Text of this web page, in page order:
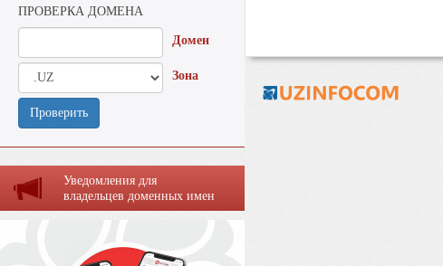
ПРОВЕРКА ДОМЕНА
Домен
Зона
Проверить
Уведомления для
владельцев доменных имен